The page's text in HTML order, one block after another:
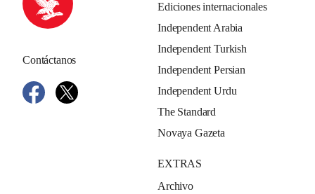
Contáctanos
Ediciones internacionales
Independent Arabia
Independent Turkish
Independent Persian
Independent Urdu
The Standard
Novaya Gazeta
EXTRAS
Archivo